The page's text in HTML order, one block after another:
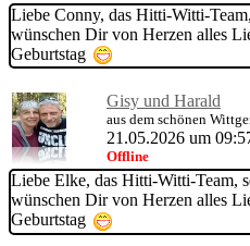
Liebe Conny, das Hitti-Witti-
wünschen Dir von Herzen alles
Geburtstag
Gisy und Harald
aus dem schönen
21.05.2026 um
Offline
Liebe Elke, das Hitti-Witti-Team,
wünschen Dir von Herzen alles
Geburtstag